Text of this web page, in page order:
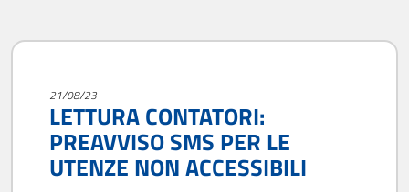
21/08/23
LETTURA CONTATORI:
PREAVVISO SMS PER LE
UTENZE NON ACCESSIBILI